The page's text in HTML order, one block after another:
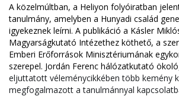
A közelmúltban, a Heliyon folyóiratban
tanulmány, amelyben a Hunyadi család
igyekeznek leírni. A publikáció a Kásler
Magyarságkutató Intézethez köthető, a
Emberi Erőforrások Minisztériumának
szerepel. Jordán Ferenc hálózatkutató
eljuttatott véleménycikkében több kemény
megfogalmazott a tanulmánnyal